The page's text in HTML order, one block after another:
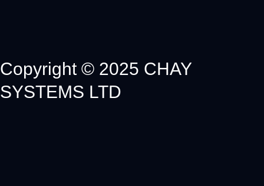
Copyright © 2025 CHAY
SYSTEMS LTD